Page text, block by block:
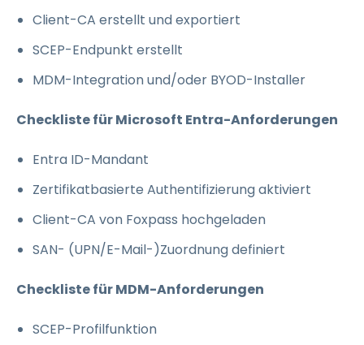
Client-CA erstellt und exportiert
SCEP-Endpunkt erstellt
MDM-Integration und/oder BYOD-Installer
Checkliste für Microsoft Entra-Anforderungen
Entra ID-Mandant
Zertifikatbasierte Authentifizierung aktiviert
Client-CA von Foxpass hochgeladen
SAN- (UPN/E-Mail-)Zuordnung definiert
Checkliste für MDM-Anforderungen
SCEP-Profilfunktion